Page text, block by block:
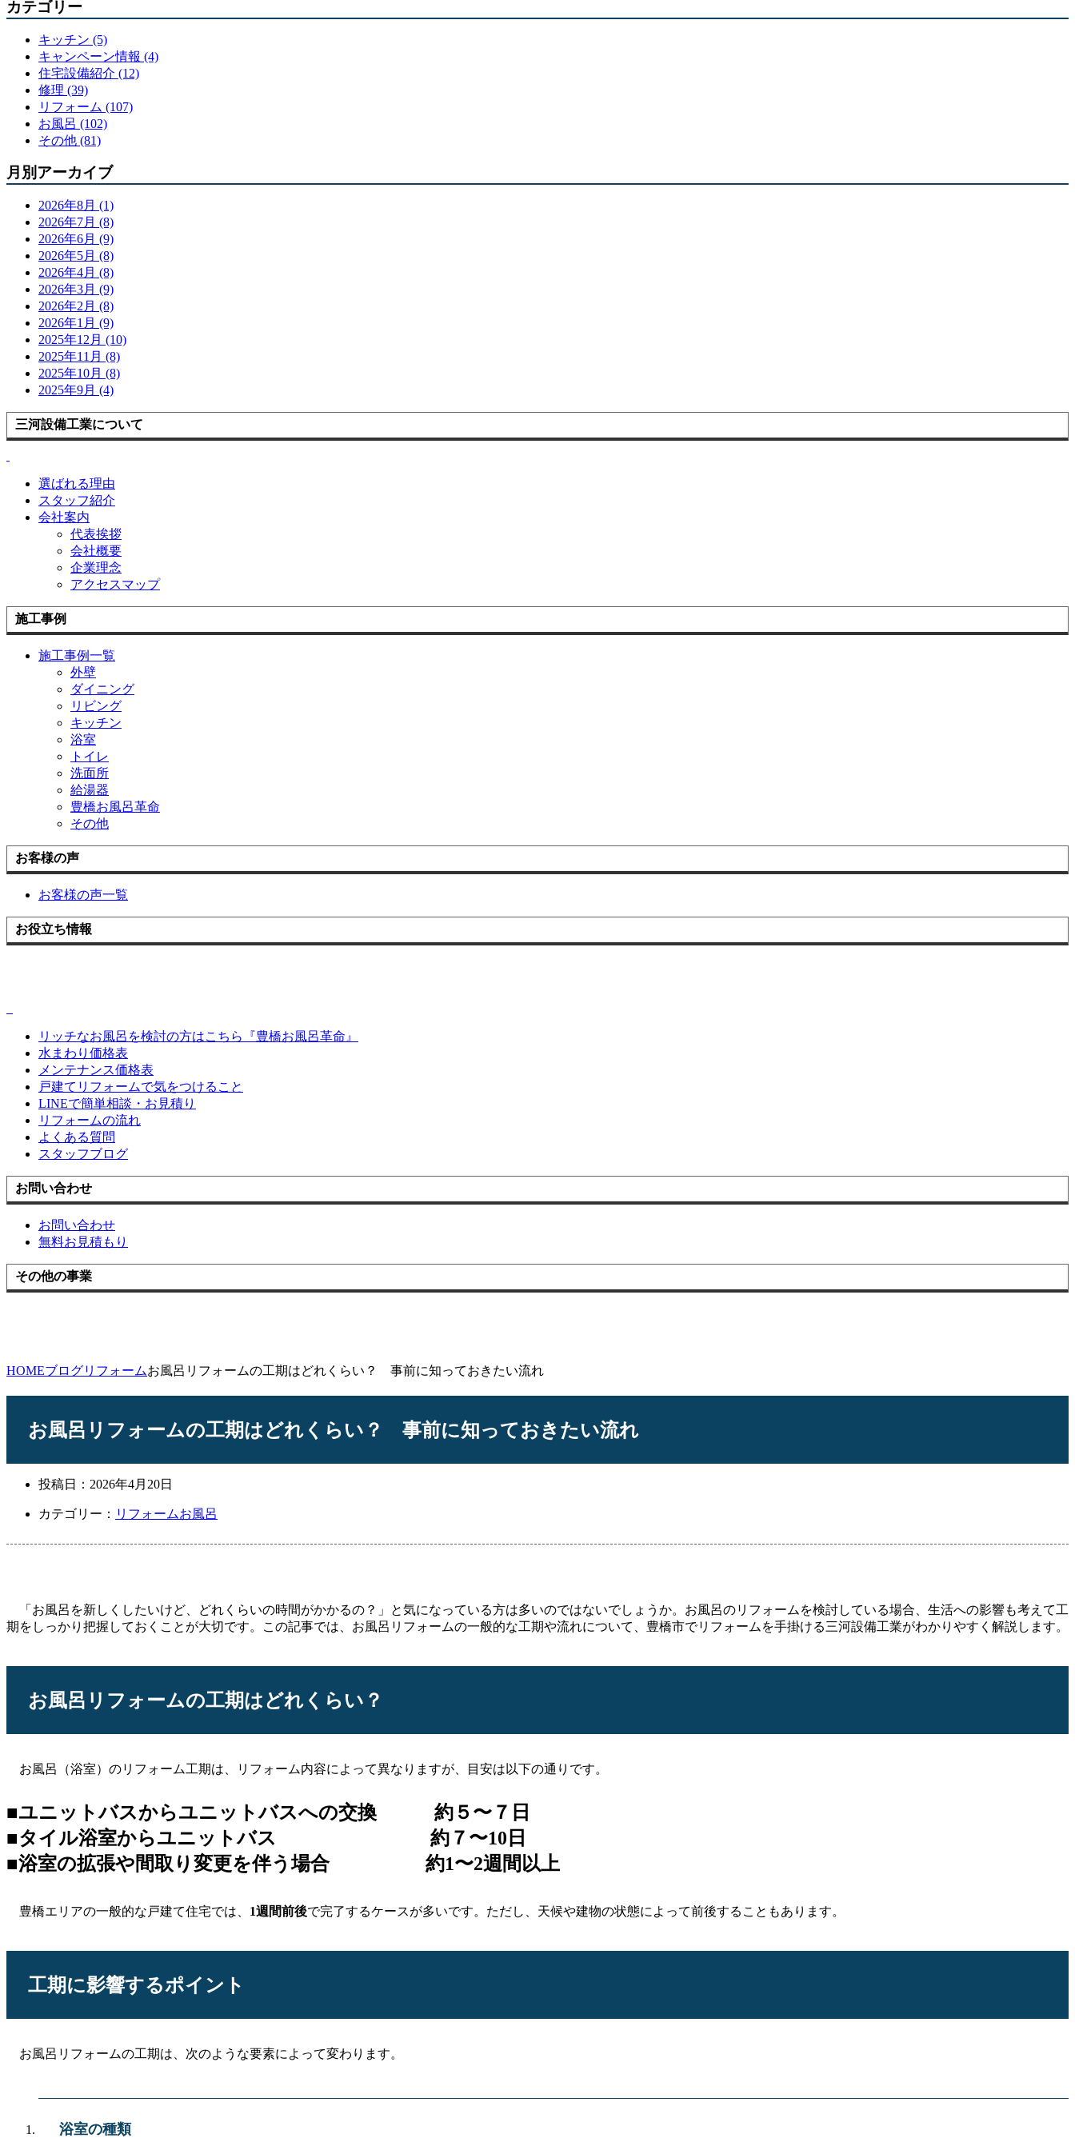
カテゴリー
キッチン (5)
キャンペーン情報 (4)
住宅設備紹介 (12)
修理 (39)
リフォーム (107)
お風呂 (102)
その他 (81)
月別アーカイブ
2026年8月 (1)
2026年7月 (8)
2026年6月 (9)
2026年5月 (8)
2026年4月 (8)
2026年3月 (9)
2026年2月 (8)
2026年1月 (9)
2025年12月 (10)
2025年11月 (8)
2025年10月 (8)
2025年9月 (4)
三河設備工業について
選ばれる理由
スタッフ紹介
会社案内
代表挨拶
会社概要
企業理念
アクセスマップ
施工事例
施工事例一覧
外壁
ダイニング
リビング
キッチン
浴室
トイレ
洗面所
給湯器
豊橋お風呂革命
その他
お客様の声
お客様の声一覧
お役立ち情報
リッチなお風呂を検討の方はこちら『豊橋お風呂革命』
水まわり価格表
メンテナンス価格表
戸建てリフォームで気をつけること
LINEで簡単相談・お見積り
リフォームの流れ
よくある質問
スタッフブログ
お問い合わせ
お問い合わせ
無料お見積もり
その他の事業
HOMEブログリフォームお風呂リフォームの工期はどれくらい？ 事前に知っておきたい流れ
お風呂リフォームの工期はどれくらい？ 事前に知っておきたい流れ
投稿日： 2026年4月20日
カテゴリー： リフォームお風呂
「お風呂を新しくしたいけど、どれくらいの時間がかかるの？」と気になっている方は多いのではないでしょうか。お風呂のリフォームを検討している場合、生活への影響も考えて工
期をしっかり把握しておくことが大切です。この記事では、お風呂リフォームの一般的な工期や流れについて、豊橋市でリフォームを手掛ける三河設備工業がわかりやすく解説します。
お風呂リフォームの工期はどれくらい？
お風呂（浴室）のリフォーム工期は、リフォーム内容によって異なりますが、目安は以下の通りです。
■ユニットバスからユニットバスへの交換 約５〜７日
■タイル浴室からユニットバス 約７〜10日
■浴室の拡張や間取り変更を伴う場合 約1〜2週間以上
豊橋エリアの一般的な戸建て住宅では、 1週間前後で完了するケースが多いです。ただし、天候や建物の状態によって前後することもあります。
工期に影響するポイント
お風呂リフォームの工期は、次のような要素によって変わります。
浴室の種類